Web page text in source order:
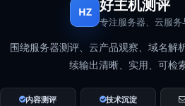
HZ 好主机测评
专注服务器、云服
围绕服务器测评、云产品观察、域名解
续输出清晰、实用、可检
内容测评 技术沉淀